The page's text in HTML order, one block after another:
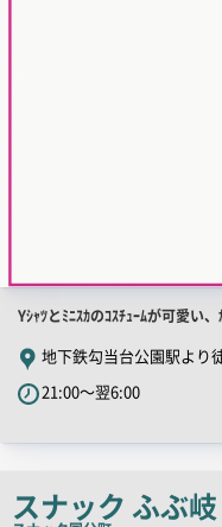
店
舗
PR
キ
コ
Yｼｬﾂとﾐﾆｽｶのｺｽﾁｭｰﾑが可愛い
地下鉄勾当台公園駅より
21:00～翌6:00
スナック ふぶ岐